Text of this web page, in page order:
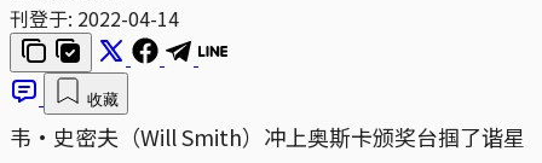
刊登于: 2022-04-14
收藏
韦·史密夫（Will Smith）冲上奥斯卡颁奖台掴了谐星